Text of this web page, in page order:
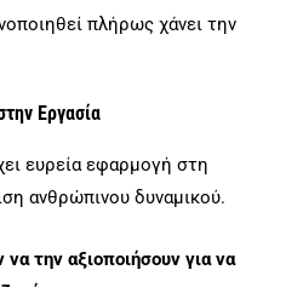
πλήρως χάνει την
Εργασία
ευρεία εφαρμογή στη
ανθρώπινου δυναμικού.
να την αξιοποιήσουν για να